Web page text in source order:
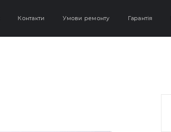
Контакти Умови ремонту Гарантія